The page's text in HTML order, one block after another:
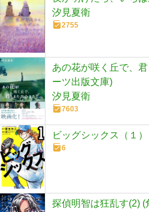
汐見夏衛
2755
あの花が咲く丘で、
ーツ出版文庫)
汐見夏衛
7603
ビッグシックス（１
6
探偵明智は狂乱す(2)